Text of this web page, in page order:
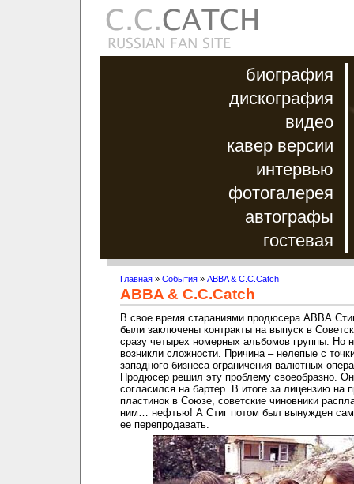
биография
дискография
видео
кавер версии
интервью
фотогалерея
автографы
гостевая
Главная » События » ABBA & C.C.Catch
ABBA & C.C.Catch
В свое время стараниями продюсера АВВА
были заключены контракты на выпуск в
сразу четырех номерных альбомов группы. Но
возникли сложности. Причина – нелепые с
западного бизнеса ограничения валютных
Продюсер решил эту проблему своеобразно. Он
согласился на бартер. В итоге за лицензию на
пластинок в Союзе, советские чиновники
ним… нефтью! А Стиг потом был вынужден
ее перепродавать.